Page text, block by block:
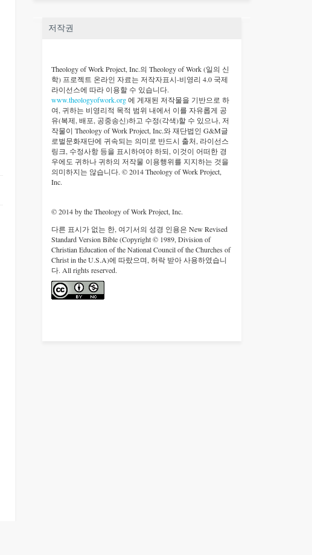
저작권
Theology of Work Project, Inc.의 Theology of Work (일의 신
학) 프로젝트 온라인 자료는 저작자표시-비영리 4.0 국제
라이선스에 따라 이용할 수 있습니다.
www.theologyofwork.org에 게재된 저작물을 기반으로 하
여, 귀하는 비영리적 목적 범위 내에서 이를 자유롭게 공
유(복제, 배포, 공중송신)하고 수정(각색)할 수 있으나, 저
작물이 Theology of Work Project, Inc.와 재단법인 G&M글
로벌문화재단에 귀속되는 의미로 반드시 출처, 라이선스
링크, 수정사항 등을 표시하여야 하되, 이것이 어떠한 경
우에도 귀하나 귀하의 저작물 이용행위를 지지하는 것을
의미하지는 않습니다. © 2014 Theology of Work Project,
Inc.
© 2014 by the Theology of Work Project, Inc.
다른 표시가 없는 한, 여기서의 성경 인용은 New Revised
Standard Version Bible (Copyright © 1989, Division of
Christian Education of the National Council of the Churches of
Christ in the U.S.A)에 따랐으며, 허락 받아 사용하였습니
다. All rights reserved.